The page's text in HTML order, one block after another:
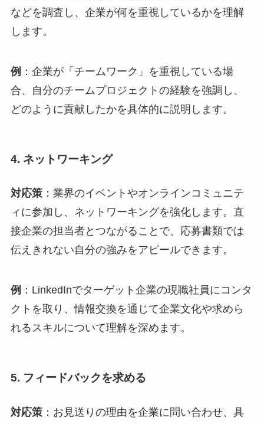
などを調査し、企業が何を重視しているかを理解
します。
例 ：企業が「チームワーク」を重視している場
合、自分のチームプロジェクトの経験を強調し、
どのように貢献したかを具体的に説明します。
4. ネットワーキング
対応策：業界のイベントやオンラインコミュニテ
ィに参加し、ネットワーキングを強化します。直
接企業の担当者とつながることで、応募書類では
伝えきれない自分の強みをアピールできます。
例 ：LinkedInでターゲット企業の現職社員にコンタ
クトを取り、情報交換を通じて企業文化や求めら
れるスキルについて理解を深めます。
5. フィードバックを求める
対応策：お見送りの理由を企業に問い合わせ、具